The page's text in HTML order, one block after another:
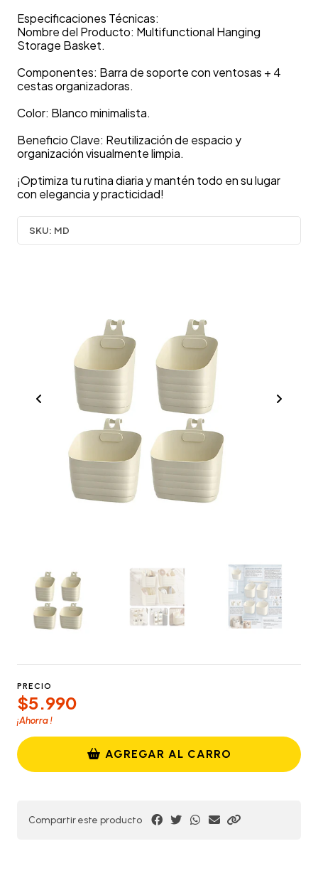
Especificaciones Técnicas:
Nombre del Producto: Multifunctional Hanging
Storage Basket.
Componentes: Barra de soporte con ventosas + 4
cestas organizadoras.
Color: Blanco minimalista.
Beneficio Clave: Reutilización de espacio y
organización visualmente limpia.
¡Optimiza tu rutina diaria y mantén todo en su lugar
con elegancia y practicidad!
SKU: MD
PRECIO
$5.990
¡Ahorra!
AGREGAR AL CARRO
Compartir este producto